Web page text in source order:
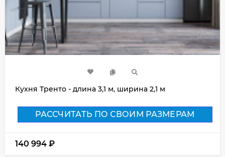
Кухня Тренто - длина 3,1 м, ширина 2,1 м
РАССЧИТАТЬ ПО СВОИМ РАЗМЕРАМ
140 994 ₽